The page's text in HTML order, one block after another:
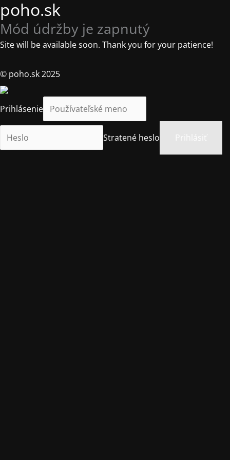
poho.sk
Mód údržby je zapnutý
Site will be available soon. Thank you for your patience!
© poho.sk 2025
Prihlásenie
Stratené heslo